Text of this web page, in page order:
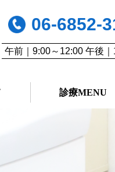
06-6852-
午前｜9:00～12:00 午後
診療MENU